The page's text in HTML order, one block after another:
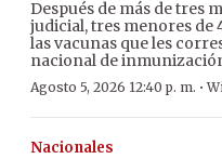
Después de más de tres
judicial, tres menores de
las vacunas que les
nacional de
Agosto 5, 2026 12:40 p. m. ·
Nacionales